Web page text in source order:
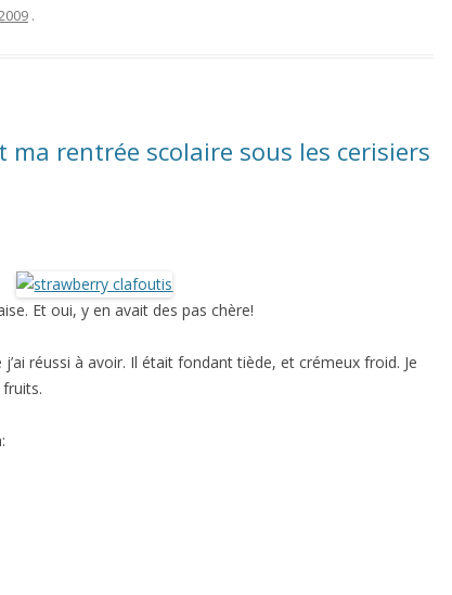
.
rentrée scolaire sous les cerisiers
Et oui, y en avait des pas chère!
réussi à avoir. Il était fondant tiède, et crémeux froid. Je